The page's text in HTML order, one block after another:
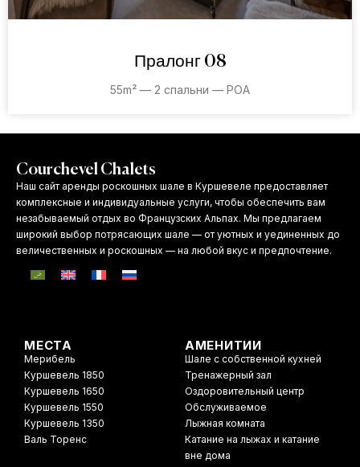
Пралонг 08
55m² — 2 спальни — POA
Courchevel Chalets
Наш сайт аренды роскошных шале в Куршевеле предоставляет
комплексные и индивидуальные услуги, чтобы обеспечить вам
незабываемый отдых во Французских Альпах. Мы предлагаем
широкий выбор потрясающих шале — от уютных и уединенных до
величественных и роскошных — на любой вкус и предпочтение.
МЕСТА
Мерибель
Куршевель 1850
Куршевель 1650
Куршевель 1550
Куршевель 1350
Валь Торенс
АМЕНИТИИ
Шале с собственной кухней
Тренажерный зал
Оздоровительный центр
Обслуживаемое
Лыжная комната
Катание на лыжах и катание
вне дома